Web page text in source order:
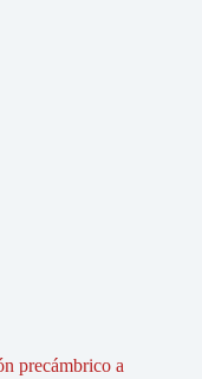
precámbrico a